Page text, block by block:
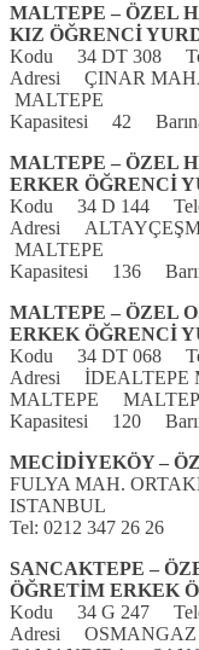
MALTEPE – ÖZEL
KIZ ÖĞRENCİ
Kodu 34 DT 308
Adresi ÇINAR
MALTEPE
Kapasitesi 42
MALTEPE – ÖZEL
ERKER ÖĞRENCİ
Kodu 34 D 144
Adresi
MALTEPE
Kapasitesi 136
MALTEPE – ÖZEL
ERKEK ÖĞRENCİ
Kodu 34 DT 068
Adresi İDEALTEPE
MALTEPE
Kapasitesi 120
MECİDİYEKÖY –
FULYA MAH.
ISTANBUL
Tel: 0212 347 26 26
SANCAKTEPE –
ÖĞRETİM ERKEK
Kodu 34 G 247
Adresi OSMANGAZ